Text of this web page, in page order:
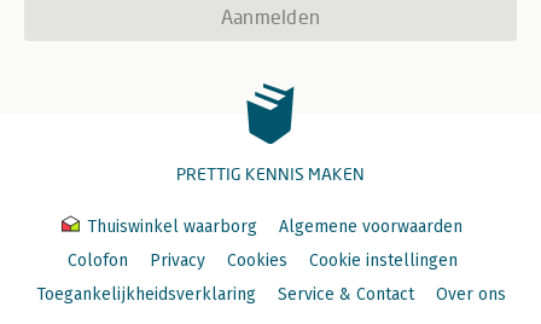
Aanmelden
PRETTIG KENNIS MAKEN
Thuiswinkel waarborg
Algemene voorwaarden
Colofon
Privacy Cookies
Cookie instellingen
Toegankelijkheidsverklaring
Service & Contact Over ons